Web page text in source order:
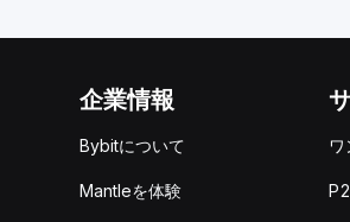
企業情報
Bybitについて
Mantleを体験
ワ